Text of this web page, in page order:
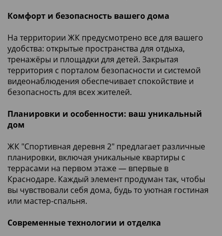
Комфорт и безопасность вашего дома
На территории ЖК предусмотрено все для вашего
удобства: открытые пространства для отдыха,
тренажёры и площадки для детей. Закрытая
территория с порталом безопасности и системой
видеонаблюдения обеспечивает спокойствие и
безопасность для всех жителей.
Планировки и особенности: ваш уникальный
дом
ЖК "Спортивная деревня 2" предлагает различные
планировки, включая уникальные квартиры с
террасами на первом этаже — впервые в
Краснодаре. Каждый элемент продуман так, чтобы
вы чувствовали себя дома, будь то уютная гостиная
или мастер-спальня.
Современные технологии и отделка